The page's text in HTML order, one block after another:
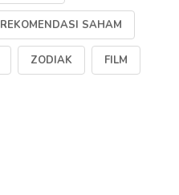
REKOMENDASI SAHAM
ZODIAK FILM